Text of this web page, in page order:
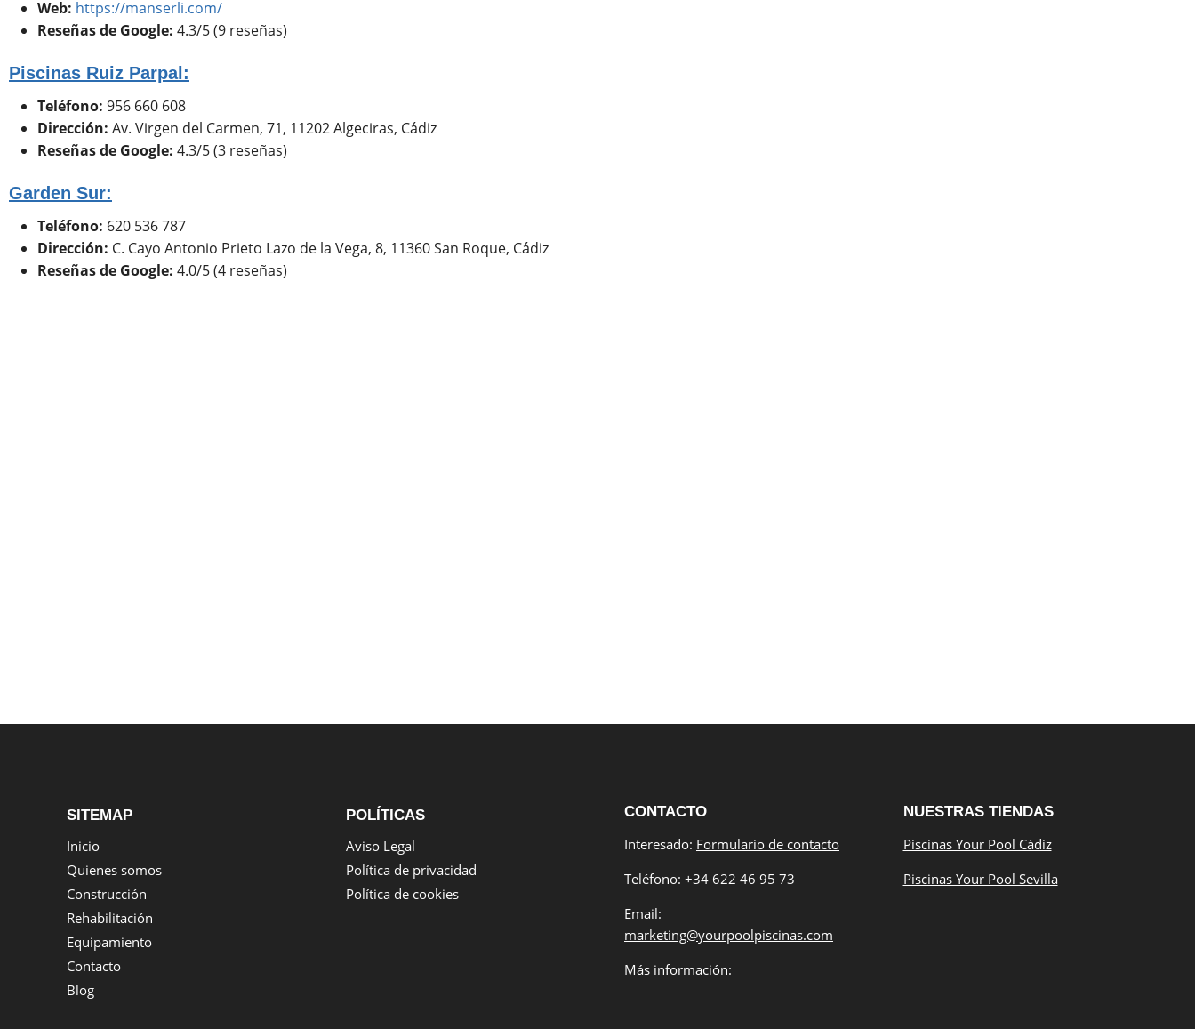
Web: https://manserli.com/
Reseñas de Google: 4.3/5 (9 reseñas)
Piscinas Ruiz Parpal:
Teléfono: 956 660 608
Dirección: Av. Virgen del Carmen, 71, 11202 Algeciras, Cádiz
Reseñas de Google: 4.3/5 (3 reseñas)
Garden Sur:
Teléfono: 620 536 787
Dirección: C. Cayo Antonio Prieto Lazo de la Vega, 8, 11360 San Roque, Cádiz
Reseñas de Google: 4.0/5 (4 reseñas)
SITEMAP
Inicio
Quienes somos
Construcción
Rehabilitación
Equipamiento
Contacto
Blog
POLÍTICAS
Aviso Legal
Política de privacidad
Política de cookies
CONTACTO
Interesado: Formulario de contacto
Teléfono: +34 622 46 95 73
Email:
marketing@yourpoolpiscinas.com
Más información:
NUESTRAS TIENDAS
Piscinas Your Pool Cádiz
Piscinas Your Pool Sevilla